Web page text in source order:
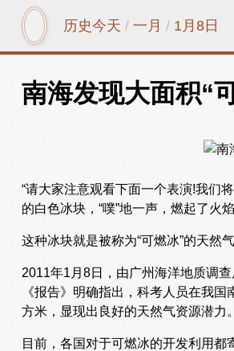
历史今天 / 一月 / 1月8日
南海发现大面积“
“请大家注意观看下面一个表演!我们
的白色冰块，“噗”地一声，燃起了
这种冰块就是被称为“可燃冰”的天然
2011年1月8日，由广州海洋地质调
《报告》明确指出，科考人员在我
方米，显现出良好的天然气资源潜力
目前，各国对于可燃冰的开发利用